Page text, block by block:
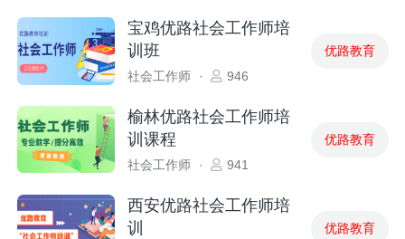
宝鸡优路社会工作师培
训班
社会工作师 · 946
优路教育
榆林优路社会工作师培
训课程
社会工作师 · 941
优路教育
西安优路社会工作师培
训
优路教育